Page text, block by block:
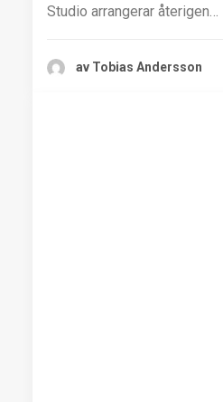
Studio arrangerar återigen…
av Tobias Andersson